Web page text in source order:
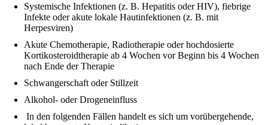
Systemische Infektionen (z. B. Hepatitis oder HIV), fiebrige
Infekte oder akute lokale Hautinfektionen (z. B. mit
Herpesviren)
Akute Chemotherapie, Radiotherapie oder hochdosierte
Kortikosteroidtherapie ab 4 Wochen vor Beginn bis 4 Wochen
nach Ende der Therapie
Schwangerschaft oder Stillzeit
Alkohol- oder Drogeneinfluss
In den folgenden Fällen handelt es sich um vorübergehende,